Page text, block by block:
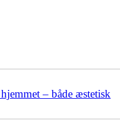
– både æstetisk